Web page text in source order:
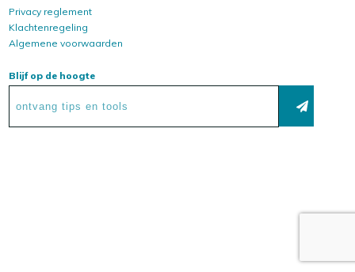
Privacy reglement
Klachtenregeling
Algemene voorwaarden
Blijf op de hoogte